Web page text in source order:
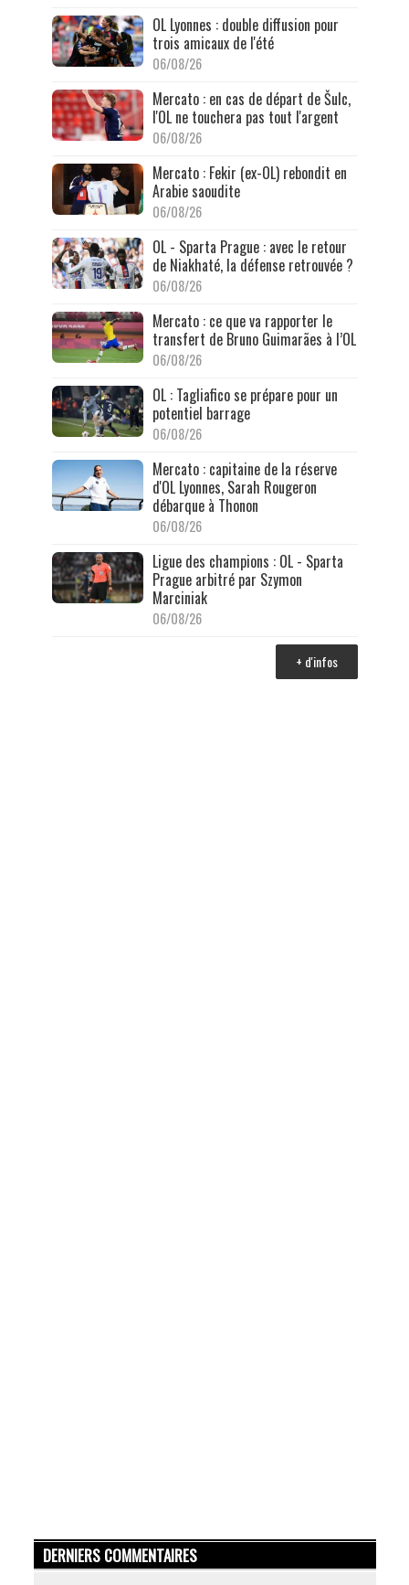
OL Lyonnes : double diffusion pour
trois amicaux de l'été
06/08/26
Mercato : en cas de départ de Šulc,
l'OL ne touchera pas tout l'argent
06/08/26
Mercato : Fekir (ex-OL) rebondit en
Arabie saoudite
06/08/26
OL - Sparta Prague : avec le retour
de Niakhaté, la défense retrouvée ?
06/08/26
Mercato : ce que va rapporter le
transfert de Bruno Guimarães à l’OL
06/08/26
OL : Tagliafico se prépare pour un
potentiel barrage
06/08/26
Mercato : capitaine de la réserve
d'OL Lyonnes, Sarah Rougeron
débarque à Thonon
06/08/26
Ligue des champions : OL - Sparta
Prague arbitré par Szymon
Marciniak
06/08/26
+ d'infos
DERNIERS COMMENTAIRES